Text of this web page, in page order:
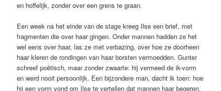
en hoffelijk, zonder over een grens te graan.
Een week na het einde van de stage kreeg Ilse een brief, met
fragmenten die over haar gingen. Onder mannen hadden ze het
wel eens over haar, las ze met verbazing, over hoe ze doorheen
haar kleren de rondingen van haar borsten vermoedden. Gunter
schreef poëtisch, maar zonder zwaarte: hij vermeed de ik-vorm
en werd nooit persoonlijk. Een bijzondere man, dacht ik toen: hoe
hij een vorm vond om Ilse te vertellen dat mannen haar begeren,